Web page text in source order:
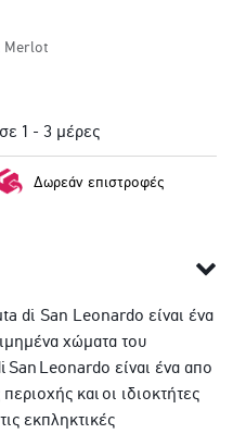
Merlot
1 - 3 μέρες
Δωρεάν επιστροφές
di San Leonardo είναι ένα
χώματα του
San Leonardo είναι ένα απο
και οι ιδιοκτήτες
εκπληκτικές